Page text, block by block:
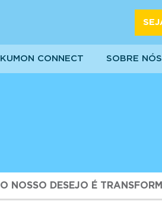
KUMON CONNECT SOBRE NÓS
O NOSSO DESEJO É